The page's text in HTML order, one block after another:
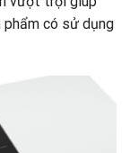
có sử dụng